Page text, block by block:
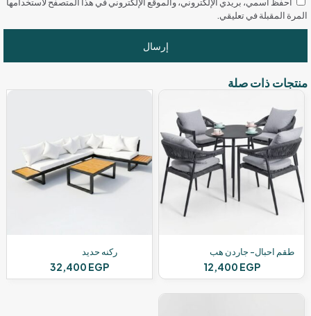
احفظ اسمي، بريدي الإلكتروني، والموقع الإلكتروني في هذا المتصفح لاستخدامها
المرة المقبلة في تعليقي.
منتجات ذات صلة
طقم احبال- جاردن هب
12,400 EGP
ركنه حديد
32,400 EGP